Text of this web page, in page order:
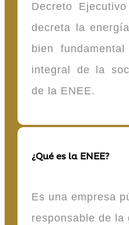
Decreto
decreta la
bien
integral de la
de la ENEE.
¿Qué es la ENEE?
Es una empresa
responsable de la